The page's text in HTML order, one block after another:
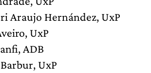
Araujo Hernández, UxP
UxP
ADB
UxP